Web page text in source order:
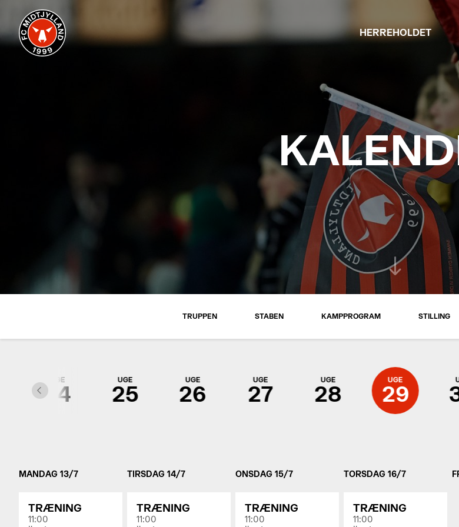
HERREHOLDET
TRUPPEN STABEN KAMPPROGRAM STILLING
UGE
24
UGE
25
UGE
26
UGE
27
UGE
28
UGE
29
MANDAG 13/7
TRÆNING
11:00
TIRSDAG 14/7
TRÆNING
11:00
ONSDAG 15/7
TRÆNING
11:00
TORSDAG 16/7
TRÆNING
11:00